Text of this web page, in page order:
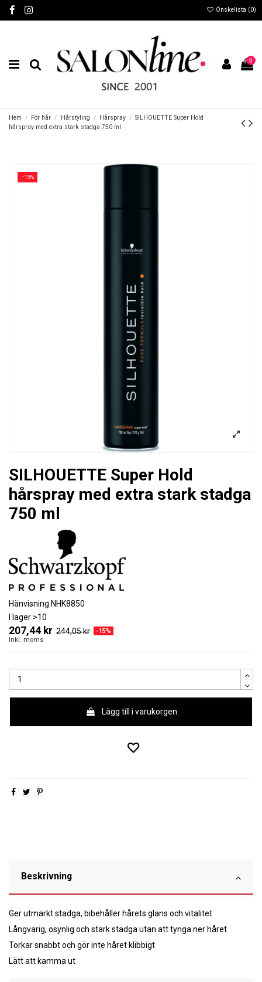
Önskelista (0)
0
Hem För hår Hårstyling Hårspray
SILHOUETTE Super Hold
hårspray med extra stark stadga 750 ml
−15%
SILHOUETTE Super Hold
hårspray med extra stark stadga
750 ml
Hänvisning NHK8850
I lager >10
207,44 kr 244,05 kr
-15%
Inkl. moms
Lägg till i varukorgen
Beskrivning
Ger utmärkt stadga, bibehåller hårets glans och vitalitet
Långvarig, osynlig och stark stadga utan att tynga ner håret
Torkar snabbt och gör inte håret klibbigt
Lätt att kamma ut